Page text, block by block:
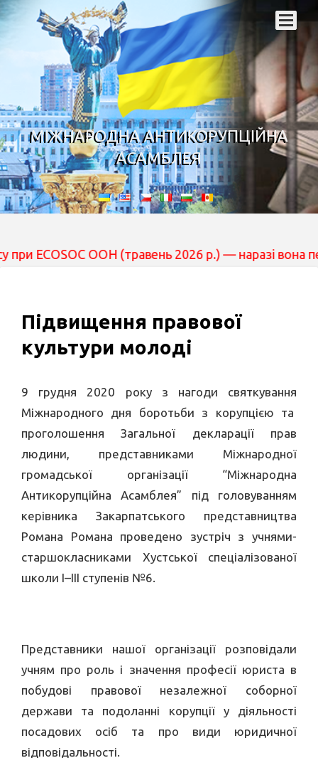
МІЖНАРОДНА АНТИКОРУПЦІЙНА
АСАМБЛЕЯ
ECOSOC ООН (травень 2026 р.) — наразі вона
Підвищення правової
культури молоді
9 грудня 2020 року з нагоди святкування
Міжнародного дня боротьби з корупцією та
проголошення Загальної декларації прав
людини, представниками Міжнародної
громадської організації “Міжнародна
Антикорупційна Асамблея” під головуванням
керівника Закарпатського представництва
Романа Романа проведено зустріч з учнями-
старшокласниками Хустської спеціалізованої
школи І–ІІІ ступенів №6.
Представники нашої організації розповідали
учням про роль і значення професії юриста в
побудові правової незалежної соборної
держави та подоланні корупції у діяльності
посадових осіб та про види юридичної
відповідальності.